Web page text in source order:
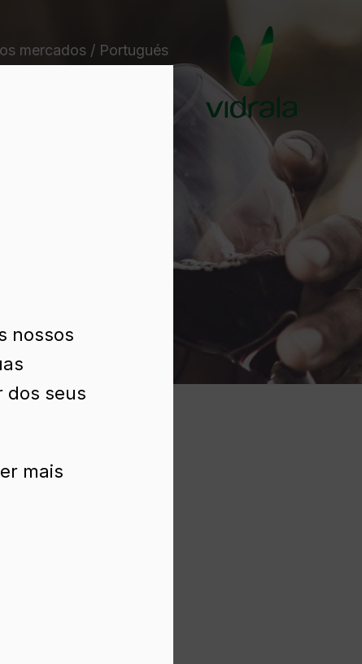
mercados / Portugués
nossos
dos seus
mais